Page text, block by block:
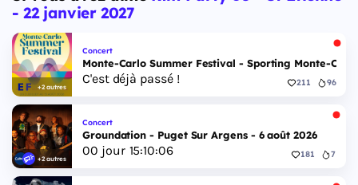
- 22 janvier 2027
+2 autres
Concert
Monte-Carlo Summer Festival - Sporting Monte-
C'est déjà passé ! 211 96
+2 autres
Concert
Groundation - Puget Sur Argens - 6 août 2026
00 jour 15:10:05 181 7